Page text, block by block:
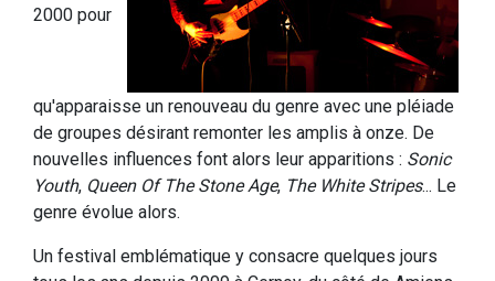
2000 pour
qu'apparaisse un renouveau du genre avec une pléiade
de groupes désirant remonter les amplis à onze. De
nouvelles influences font alors leur apparitions : Sonic
Youth, Queen Of The Stone Age, The White Stripes... Le
genre évolue alors.
Un festival emblématique y consacre quelques jours